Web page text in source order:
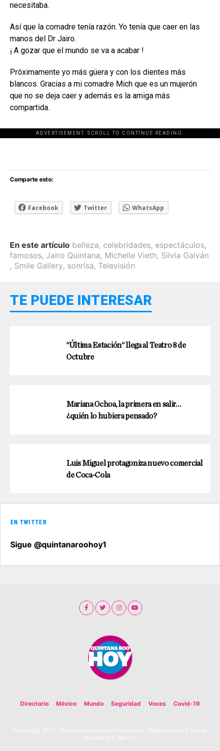
necesitaba.
Así que la comadre tenía razón. Yo tenía que caer en las
manos del Dr Jairo.
¡ A gozar que el mundo se va a acabar !
Próximamente yo más güera y con los dientes más
blancos. Gracias a mi comadre Mich que es un mujerón
que no se deja caer y además es la amiga más
compartida.
ADVERTISEMENT. SCROLL TO CONTINUE READING.
[adsforwp id="243463"]
Comparte esto:
Facebook Twitter WhatsApp
En este artículo belleza, celebridades, espectáculos,
famosos, Jairo Quintana, Michelle Vieth, Silvia Galván
, Smile Gallery, sonrisa, Televisión
TE PUEDE INTERESAR
“Última Estación” llega al Teatro 8 de
Octubre
Mariana Ochoa, la primera en salir…
¿quién lo hubiera pensado?
Luis Miguel protagoniza nuevo comercial
de Coca-Cola
EN TWITTER
Sigue @quintanaroohoy1
Directorio México Mundo Seguridad Voces Covid-19